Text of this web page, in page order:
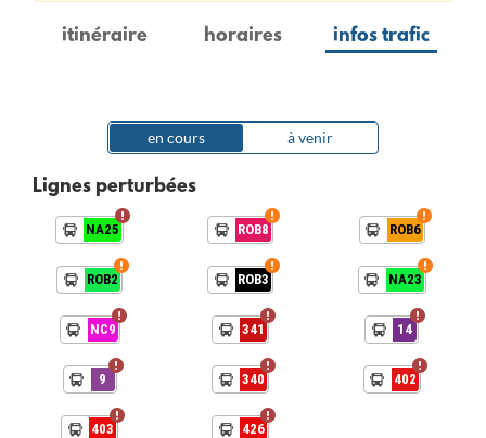
itinéraire horaires infos trafic
en cours à venir
Lignes perturbées
NA25 ROB8 ROB6
ROB2 ROB3 NA23
NC9 341 14
9 340 402
403 426